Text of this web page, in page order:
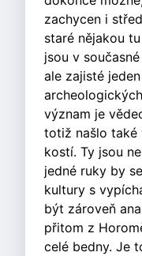
zachycen i
staré nějakou
jsou v
ale zajisté
význam je
totiž našlo také
kostí. Ty jsou
jedné ruky by
kultury s
být zároveň
přitom z
celé bedny. Je